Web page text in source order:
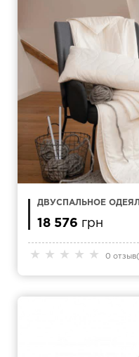
★ ★ ★ ★ ★ 0
ДВУСПАЛЬНОЕ
18 576 грн